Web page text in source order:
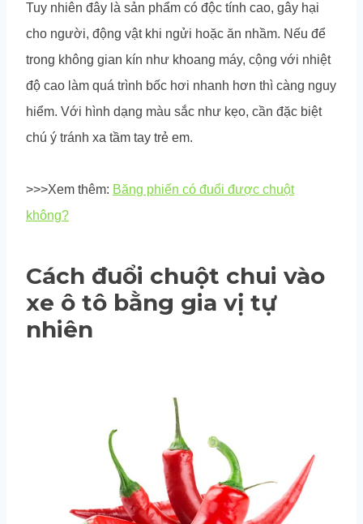
Tuy nhiên đây là sản phẩm có độc tính cao, gây hại
cho người, động vật khi ngửi hoặc ăn nhầm. Nếu để
trong không gian kín như khoang máy, cộng với nhiệt
độ cao làm quá trình bốc hơi nhanh hơn thì càng nguy
hiểm. Với hình dạng màu sắc như kẹo, cần đặc biệt
chú ý tránh xa tầm tay trẻ em.
>>>Xem thêm: Băng phiến có đuổi được chuột
không?
Cách đuổi chuột chui vào
xe ô tô bằng gia vị tự
nhiên